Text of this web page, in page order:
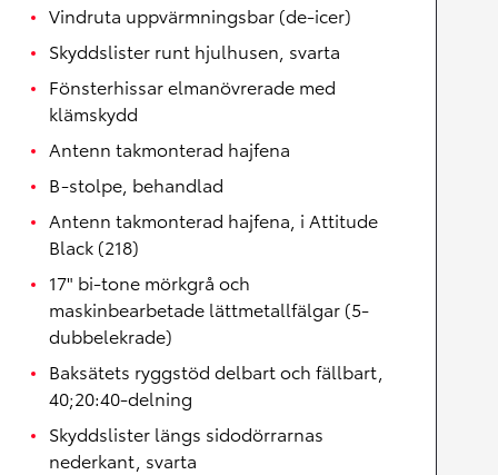
Vindruta uppvärmningsbar (de-icer)
Skyddslister runt hjulhusen, svarta
Fönsterhissar elmanövrerade med
klämskydd
Antenn takmonterad hajfena
B-stolpe, behandlad
Antenn takmonterad hajfena, i Attitude
Black (218)
17" bi-tone mörkgrå och
maskinbearbetade lättmetallfälgar (5-
dubbelekrade)
Baksätets ryggstöd delbart och fällbart,
40;20:40-delning
Skyddslister längs sidodörrarnas
nederkant, svarta